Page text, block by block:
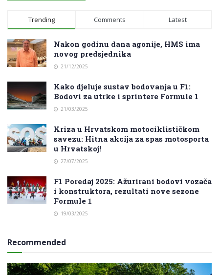
Trending Comments Latest
Nakon godinu dana agonije, HMS ima
novog predsjednika
21/12/2025
Kako djeluje sustav bodovanja u F1:
Bodovi za utrke i sprintere Formule 1
21/03/2025
Kriza u Hrvatskom motociklističkom
savezu: Hitna akcija za spas motosporta
u Hrvatskoj!
27/07/2025
F1 Poredaj 2025: Ažurirani bodovi vozača
i konstruktora, rezultati nove sezone
Formule 1
19/03/2025
Recommended